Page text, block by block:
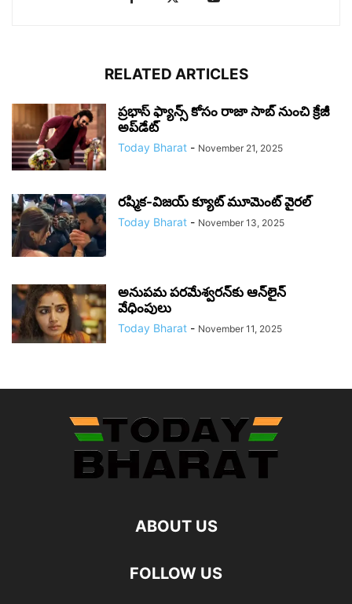
RELATED ARTICLES
ప్ర‌భాస్ ఫ్యాన్స్ కోసం రాజా సాబ్ నుంచి క్రేజీ
అప్‌డేట్‌
Today Bharat - November 21, 2025
రష్మిక-విజయ్ క్యూట్ మూమెంట్ వైరల్
Today Bharat - November 13, 2025
అనుపమ పరమేశ్వరన్‌కు ఆన్‌లైన్
వేధింపులు
Today Bharat - November 11, 2025
ABOUT US
FOLLOW US